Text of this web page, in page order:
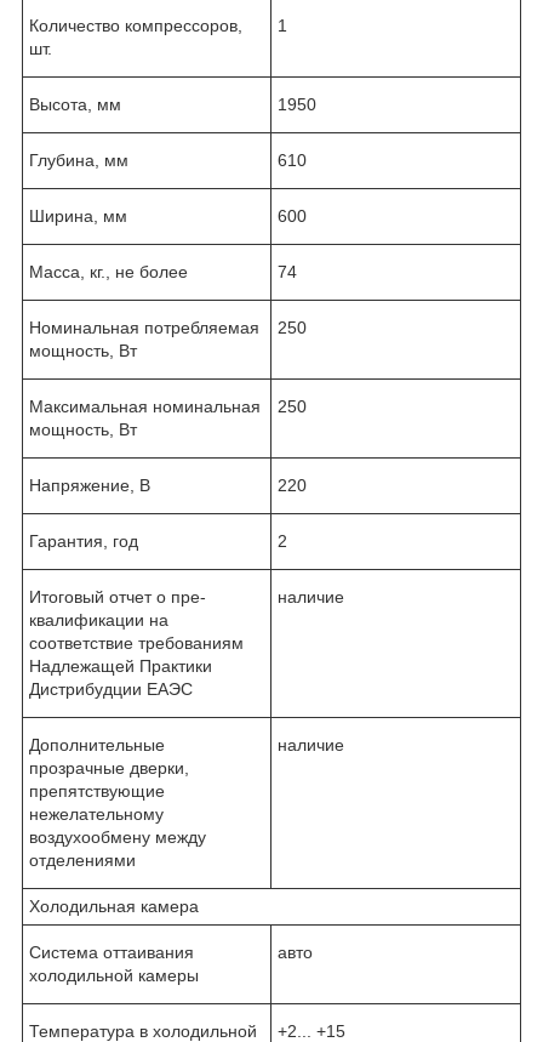
Количество компрессоров,
шт.
1
Высота, мм 1950
Глубина, мм 610
Ширина, мм 600
Масса, кг., не более 74
Номинальная потребляемая
мощность, Вт
250
Максимальная номинальная
мощность, Вт
250
Напряжение, В 220
Гарантия, год 2
Итоговый отчет о пре-
квалификации на
соответствие требованиям
Надлежащей Практики
Дистрибудции ЕАЭС
наличие
Дополнительные
прозрачные дверки,
препятствующие
нежелательному
воздухообмену между
отделениями
наличие
Холодильная камера
Система оттаивания
холодильной камеры
авто
Температура в холодильной
+2... +15